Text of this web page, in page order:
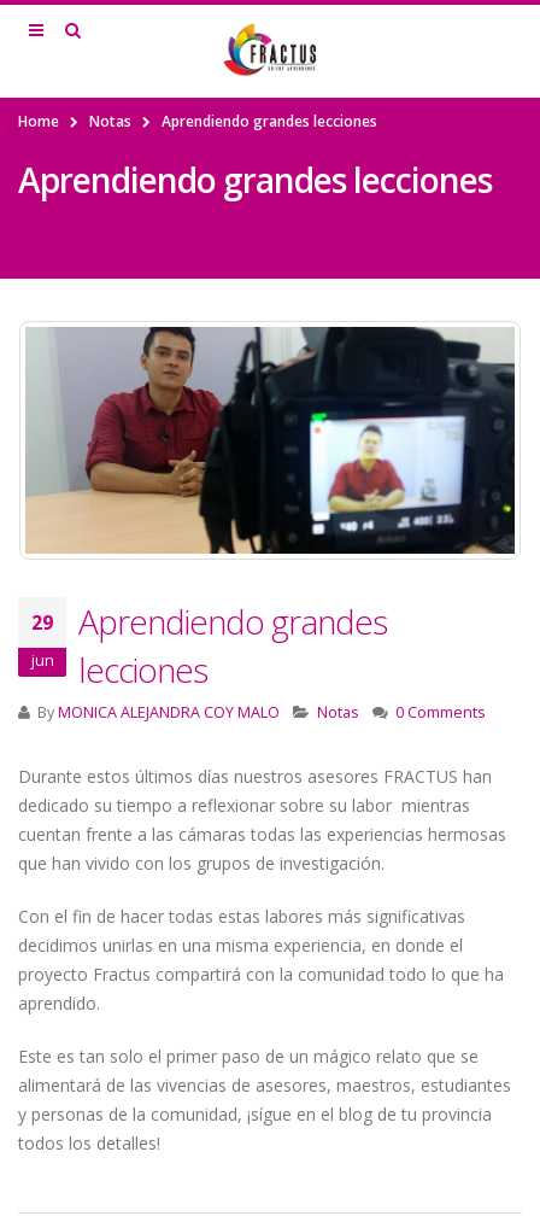
Home Notas Aprendiendo grandes lecciones
Aprendiendo grandes lecciones
29
jun
Aprendiendo grandes
lecciones
ByMONICA ALEJANDRA COY MALO Notas 0 Comments
Durante estos últimos días nuestros asesores FRACTUS han
dedicado su tiempo a reflexionar sobre su labor mientras
cuentan frente a las cámaras todas las experiencias hermosas
que han vivido con los grupos de investigación.
Con el fin de hacer todas estas labores más significativas
decidimos unirlas en una misma experiencia, en donde el
proyecto Fractus compartirá con la comunidad todo lo que ha
aprendido.
Este es tan solo el primer paso de un mágico relato que se
alimentará de las vivencias de asesores, maestros, estudiantes
y personas de la comunidad, ¡sígue en el blog de tu provincia
todos los detalles!